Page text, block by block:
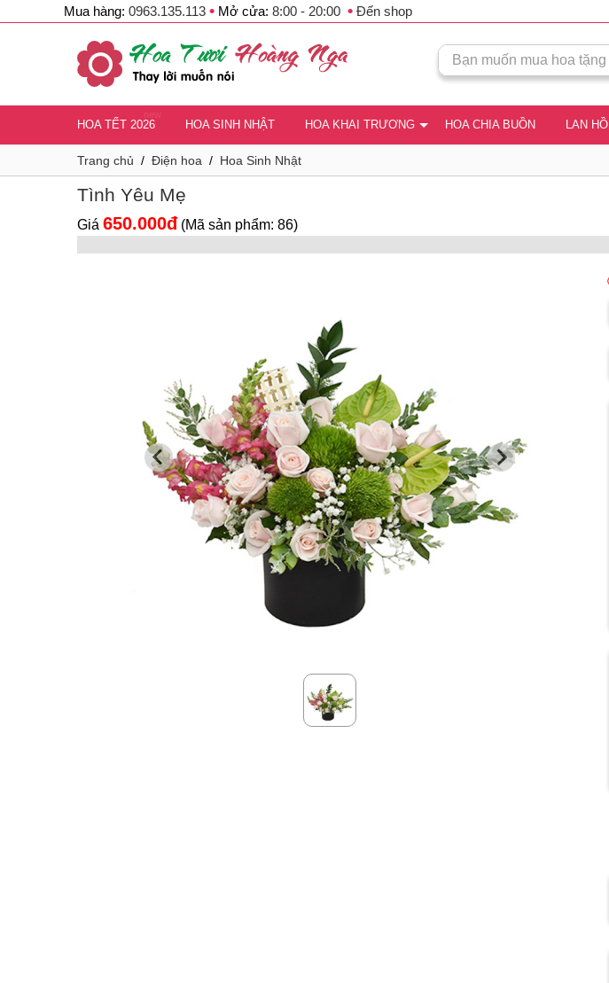
Mua hàng: 0963.135.113 • Mở cửa: 8:00 - 20:00 • Đến shop
new
HOA TẾT 2026 HOA SINH NHẬT HOA KHAI TRƯƠNG HOA CHIA BUỒN LAN
Trang chủ / Điện hoa / Hoa Sinh Nhật
Tình Yêu Mẹ
Giá 650.000đ (Mã sản phẩm: 86)